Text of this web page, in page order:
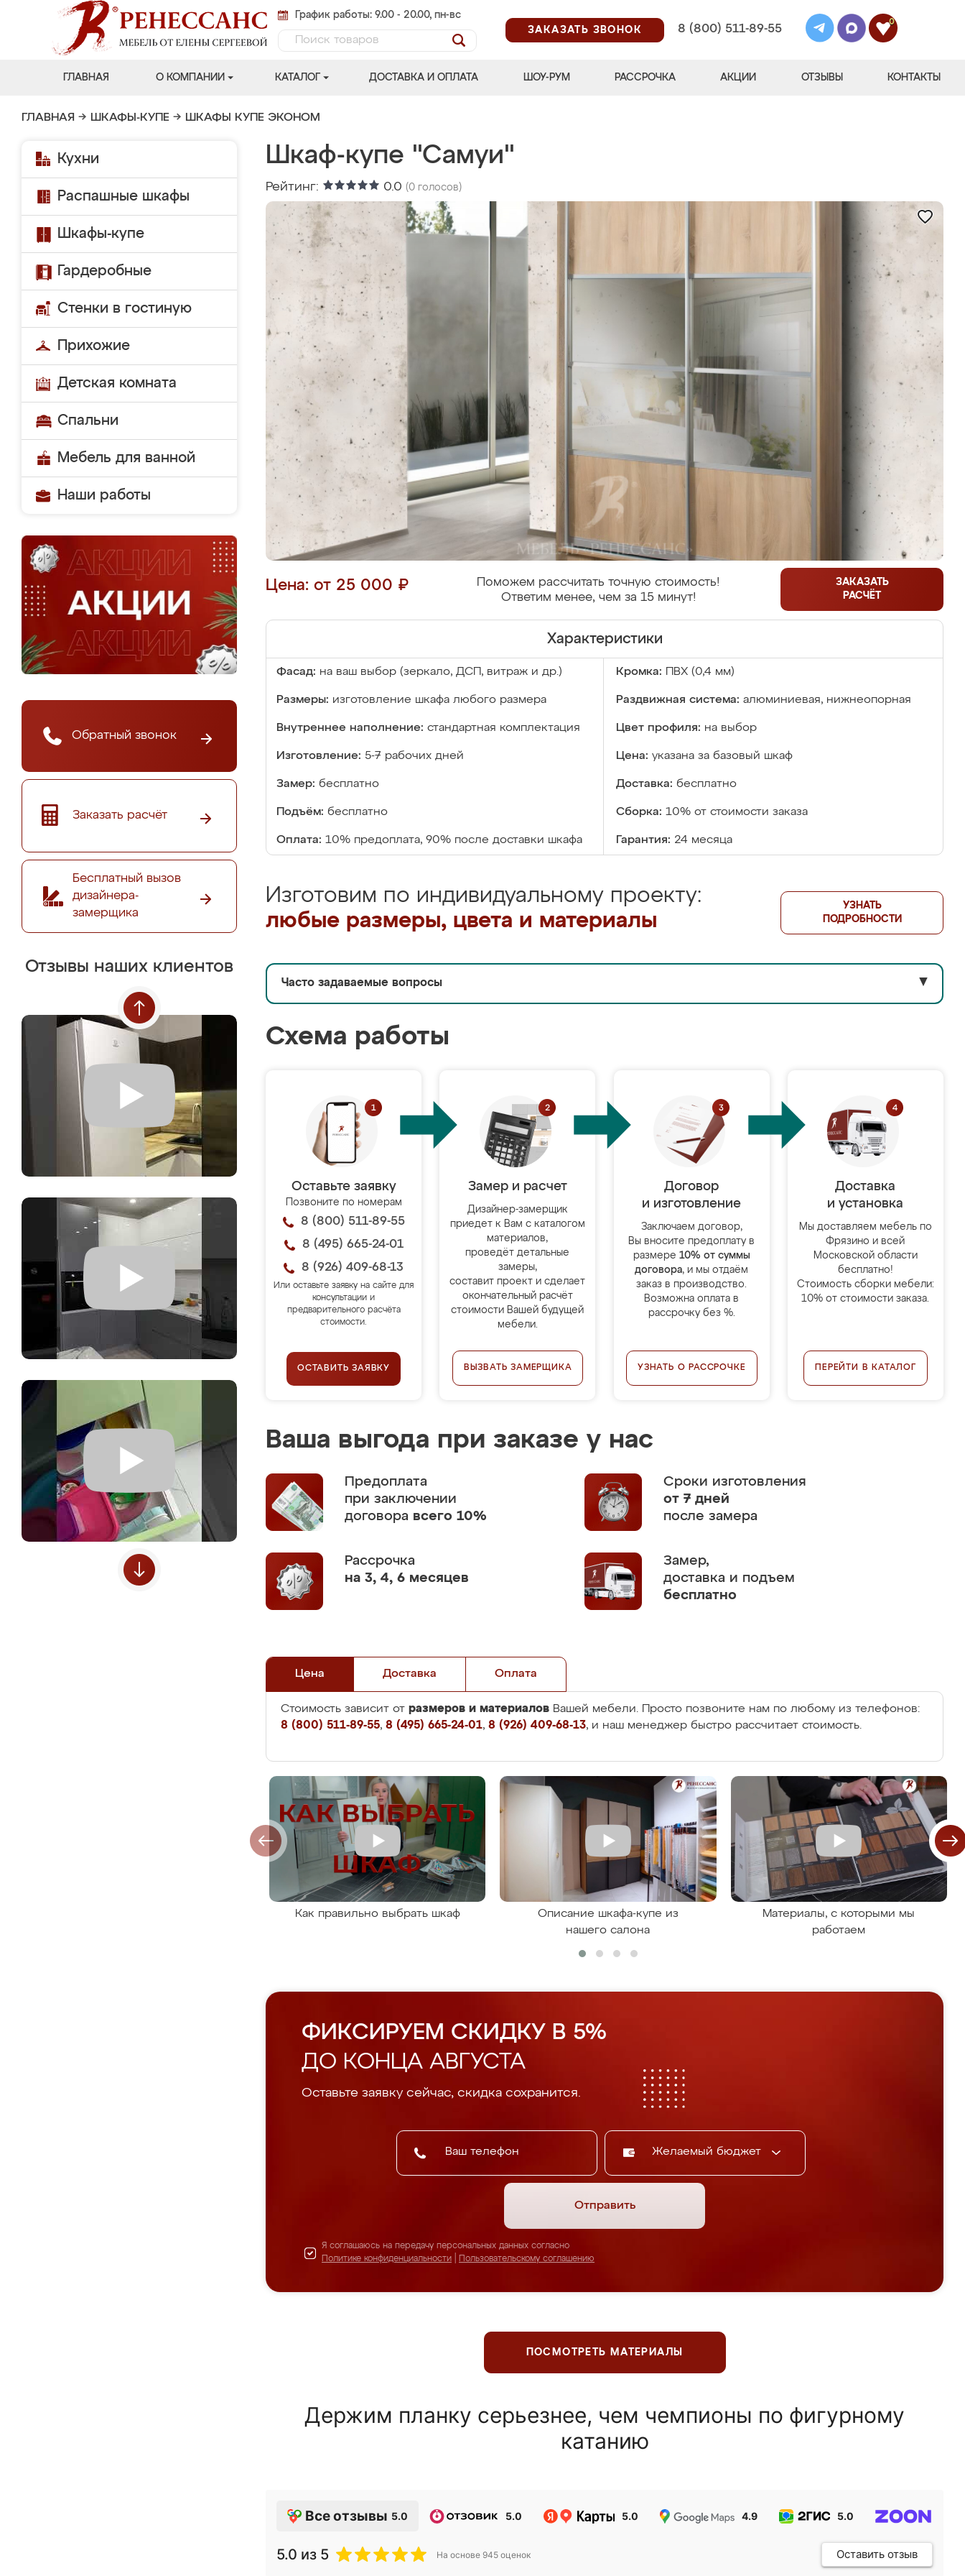
График работы: 9.00 - 20.00, пн-вс
ЗАКАЗАТЬ ЗВОНОК
8 (800) 511-89-55
0
ГЛАВНАЯ О КОМПАНИИ КАТАЛОГ ДОСТАВКА И ОПЛАТА ШОУ-РУМ РАССРОЧКА АКЦИИ ОТЗЫВЫ КОНТАКТЫ
ГЛАВНАЯ → ШКАФЫ-КУПЕ → ШКАФЫ КУПЕ ЭКОНОМ
Кухни
Распашные шкафы
Шкафы-купе
Гардеробные
Стенки в гостиную
Прихожие
Детская комната
Спальни
Мебель для ванной
Наши работы
Обратный звонок
Заказать расчёт
Бесплатный вызов
дизайнера-
замерщика
Отзывы наших клиентов
Шкаф-купе "Самуи"
Рейтинг: 0.0 (0 голосов)
Цена: от 25 000 ₽
Поможем рассчитать точную стоимость!
Ответим менее, чем за 15 минут!
ЗАКАЗАТЬ
РАСЧЁТ
Характеристики
Фасад: на ваш выбор (зеркало, ДСП, витраж и др.) Кромка: ПВХ (0,4 мм)
Размеры: изготовление шкафа любого размера Раздвижная система: алюминиевая, нижнеопорная
Внутреннее наполнение: стандартная комплектация Цвет профиля: на выбор
Изготовление: 5-7 рабочих дней Цена: указана за базовый шкаф
Замер: бесплатно Доставка: бесплатно
Подъём: бесплатно Сборка: 10% от стоимости заказа
Оплата: 10% предоплата, 90% после доставки шкафа Гарантия: 24 месяца
Изготовим по индивидуальному проекту:
любые размеры, цвета и материалы
УЗНАТЬ
ПОДРОБНОСТИ
Часто задаваемые вопросы ▼
Схема работы
Оставьте заявку
Позвоните по номерам
8 (800) 511-89-55
8 (495) 665-24-01
8 (926) 409-68-13
Или оставьте заявку на сайте для
консультации и
предварительного расчёта
стоимости.
ОСТАВИТЬ ЗАЯВКУ
Замер и расчет
Дизайнер-замерщик
приедет к Вам с каталогом
материалов,
проведёт детальные
замеры,
составит проект и сделает
окончательный расчёт
стоимости Вашей будущей
мебели.
ВЫЗВАТЬ ЗАМЕРЩИКА
Договор
и изготовление
Заключаем договор,
Вы вносите предоплату в
размере 10% от суммы
договора, и мы отдаём
заказ в производство.
Возможна оплата в
рассрочку без %.
УЗНАТЬ О РАССРОЧКЕ
Доставка
и установка
Мы доставляем мебель по
Фрязино и всей
Московской области
бесплатно!
Стоимость сборки мебели:
10% от стоимости заказа.
ПЕРЕЙТИ В КАТАЛОГ
Ваша выгода при заказе у нас
Предоплата
при заключении
договора всего 10%
Сроки изготовления
от 7 дней
после замера
Рассрочка
на 3, 4, 6 месяцев
Замер,
доставка и подъем
бесплатно
Цена Доставка Оплата
Стоимость зависит от размеров и материалов Вашей мебели. Просто позвоните нам по любому из телефонов:
8 (800) 511-89-55, 8 (495) 665-24-01, 8 (926) 409-68-13, и наш менеджер быстро рассчитает стоимость.
Как правильно выбрать шкаф
Описание шкафа-купе из
нашего салона
Материалы, с которыми мы
работаем
ФИКСИРУЕМ СКИДКУ В 5%
ДО КОНЦА АВГУСТА
Оставьте заявку сейчас, скидка сохранится.
Желаемый бюджет
Отправить
Я соглашаюсь на передачу персональных данных согласно
Политике конфиденциальности
Пользовательскому соглашению
ПОСМОТРЕТЬ МАТЕРИАЛЫ
Держим планку серьезнее, чем чемпионы по фигурному
катанию
Все отзывы 5.0 5.0 5.0 4.9 5.0
5.0 из 5 На основе 945 оценок Оставить отзыв